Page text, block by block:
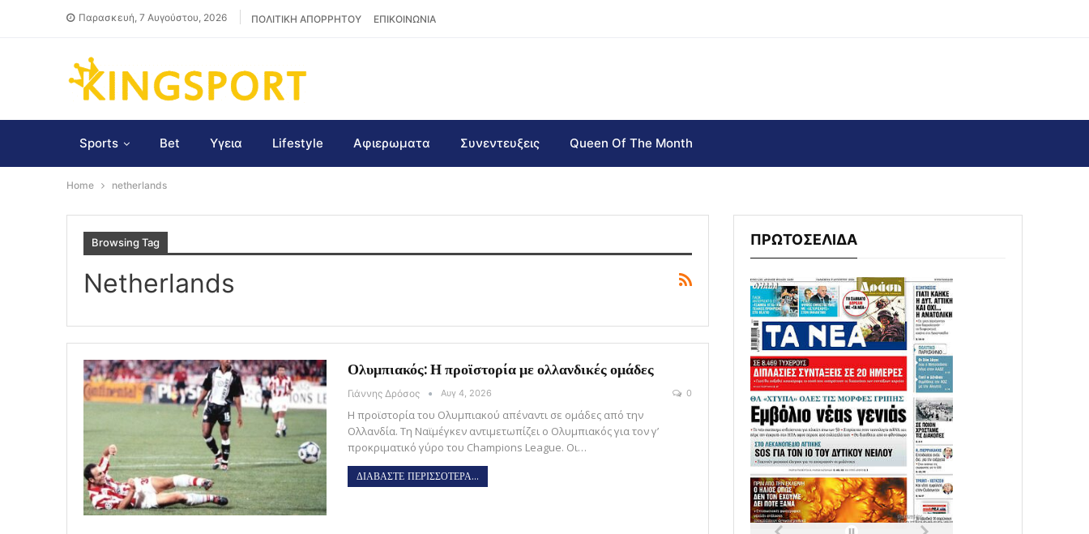
Παρασκευή, 7 Αυγούστου, 2026 ΠΟΛΙΤΙΚΗ ΑΠΟΡΡΗΤΟΥ ΕΠΙΚΟΙΝΩΝΙΑ
Sports Bet Υγεια Lifestyle Αφιερωματα Συνεντευξεις Queen Of The Month
Home netherlands
Browsing Tag
Netherlands
Ολυμπιακός: Η προϊστορία με ολλανδικές ομάδες
Γιάννης Δρόσος Αυγ 4, 2026 0
Η προϊστορία του Ολυμπιακού απέναντι σε ομάδες από την
Ολλανδία. Τη Ναϊμέγκεν αντιμετωπίζει ο Ολυμπιακός για τον γ’
προκριματικό γύρο του Champions League. Οι…
ΔΙΑΒΑΣΤΕ ΠΕΡΙΣΣΟΤΕΡΑ...
ΠΡΩΤΟΣΕΛΙΔΑ